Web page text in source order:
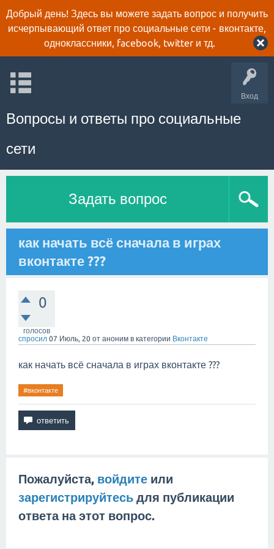
Добрый день! Здесь вы можете задать вопрос и получить
исчерпывающий ответ про социальные сети - вконтакте,
одноклассники, facebook, twitter и тд.
Вход
Вопросы и ответы про социальные
сети
Задать вопрос
как начать всё сначала в играх
вконтакте ???
0
голосов
спросил 07 Июль, 20 от аноним в категории Вконтакте
как начать всё сначала в играх вконтакте ???
#вконтакте
Пожалуйста, войдите или
зарегистрируйтесь для публикации
ответа на этот вопрос.